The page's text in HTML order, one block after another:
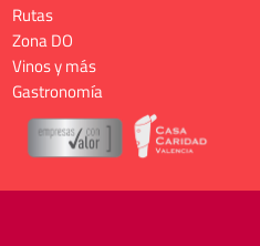
Rutas
Zona DO
Vinos y más
Gastronomía